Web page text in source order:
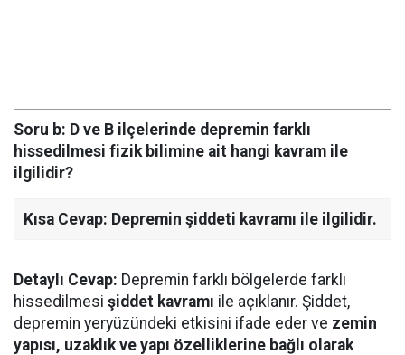
Soru b: D ve B ilçelerinde depremin farklı
hissedilmesi fizik bilimine ait hangi kavram ile
ilgilidir?
Kısa Cevap: Depremin şiddeti kavramı ile ilgilidir.
Detaylı Cevap: Depremin farklı bölgelerde farklı
hissedilmesi şiddet kavramı ile açıklanır. Şiddet,
depremin yeryüzündeki etkisini ifade eder ve zemin
yapısı, uzaklık ve yapı özelliklerine bağlı olarak